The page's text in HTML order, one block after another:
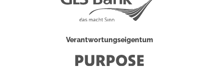
Verantwortungseigentum